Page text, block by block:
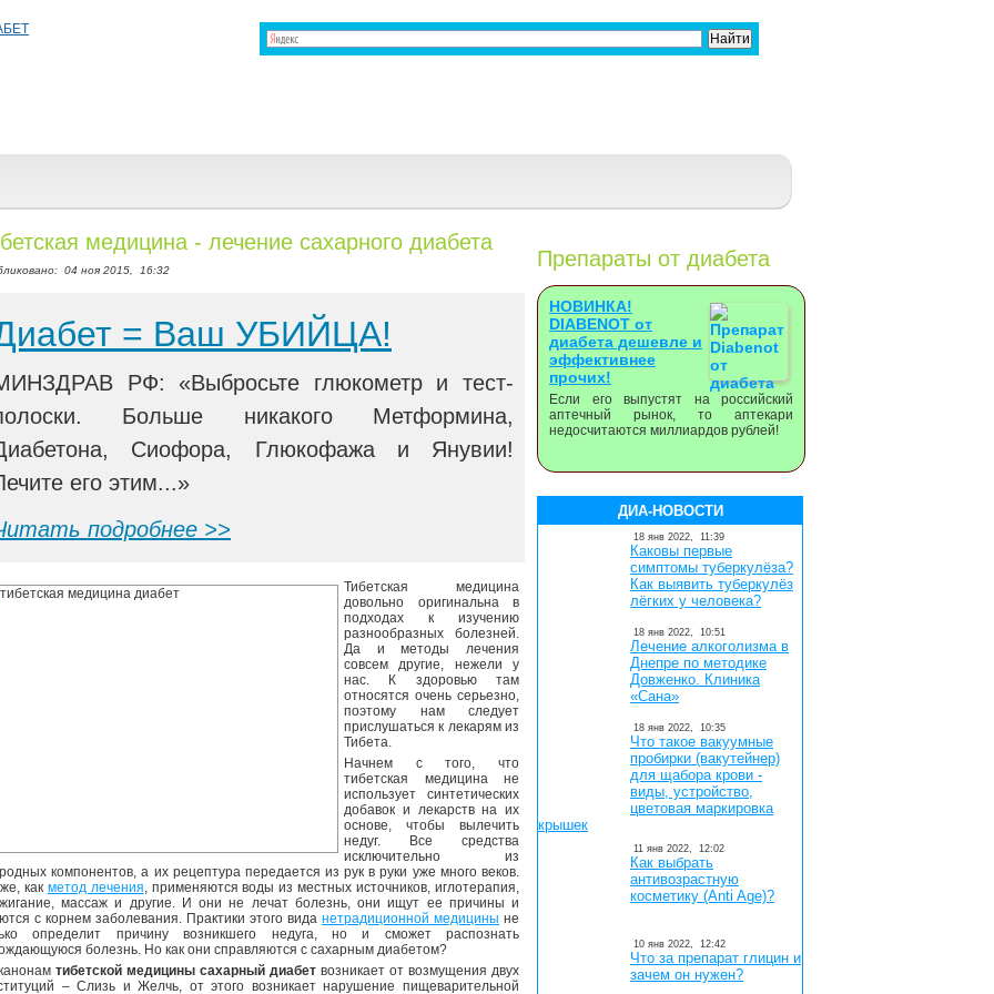
медицина - лечение сахарного диабета
04 ноя 2015, 16:32
= Ваш УБИЙЦА!
РФ: «Выбросьте глюкометр и тест-
Больше никакого Метформина,
Сиофора, Глюкофажа и Янувии!
его этим...»
подробнее >>
Тибетская медицина
довольно оригинальна в
подходах к изучению
разнообразных болезней.
Да и методы лечения
совсем другие, нежели у
нас. К здоровью там
относятся очень серьезно,
поэтому нам следует
прислушаться к лекарям из
Тибета.
Начнем с того, что
тибетская медицина не
использует синтетических
добавок и лекарств на их
основе, чтобы вылечить
недуг. Все средства
исключительно из
компонентов, а их рецептура передается из рук в руки уже много веков.
как метод лечения, применяются воды из местных источников, иглотерапия,
массаж и другие. И они не лечат болезнь, они ищут ее причины и
с корнем заболевания. Практики этого вида нетрадиционной медицины не
определит причину возникшего недуга, но и сможет распознать
болезнь. Но как они справляются с сахарным диабетом?
тибетской медицины сахарный диабет возникает от возмущения двух
– Слизь и Желчь, от этого возникает нарушение пищеварительной
Препараты от диабета
НОВИНКА!
DIABENOT от
диабета дешевле и
эффективнее
прочих!
Если его выпустят на российский
аптечный рынок, то аптекари
недосчитаются миллиардов рублей!
ДИА-НОВОСТИ
18 янв 2022, 11:39
Каковы первые
симптомы туберкулёза?
Как выявить туберкулёз
лёгких у человека?
18 янв 2022, 10:51
Лечение алкоголизма в
Днепре по методике
Довженко. Клиника
«Сана»
18 янв 2022, 10:35
Что такое вакуумные
пробирки (вакутейнер)
для щабора крови -
виды, устройство,
цветовая маркировка
крышек
11 янв 2022, 12:02
Как выбрать
антивозрастную
косметику (Anti Age)?
10 янв 2022, 12:42
Что за препарат глицин и
зачем он нужен?